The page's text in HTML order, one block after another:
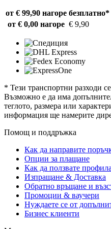
от € 99,90 нагоре безплатно*
от € 0,00 нагоре € 9,90
* Тези транспортни разходи
Възможно е да има
теглото, размера или
информация ще намерите
Помощ и поддръжка
Как да направите
Опции за плащане
Как да ползвате
Изпращане & Доставка
Обратно връщане и
Промоции & ваучери
Нуждаете се от
Бизнес клиенти